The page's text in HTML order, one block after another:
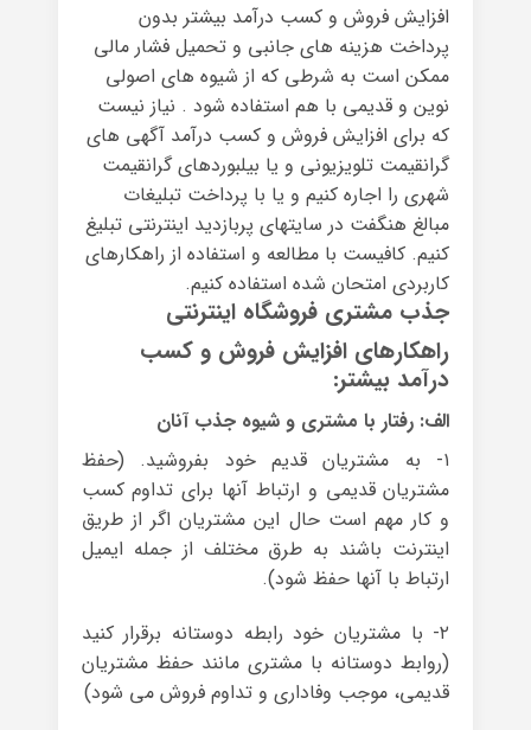
افزایش فروش و کسب درآمد بیشتر بدون
پرداخت هزینه های جانبی و تحمیل فشار مالی
ممکن است به شرطی که از شیوه های اصولی
نوین و قدیمی با هم استفاده شود . نیاز نیست
که برای افزایش فروش و کسب درآمد آگهی های
گرانقیمت تلویزیونی و یا بیلبوردهای گرانقیمت
شهری را اجاره کنیم و یا با پرداخت تبلیغات
مبالغ هنگفت در سایتهای پربازدید اینترنتی تبلیغ
کنیم. کافیست با مطالعه و استفاده از راهکارهای
کاربردی امتحان شده استفاده کنیم.
جذب مشتری فروشگاه اینترنتی
راهکارهای افزایش فروش و کسب
درآمد بیشتر:
الف: رفتار با مشتری و شیوه جذب آنان
۱- به مشتریان قدیم خود بفروشید. (حفظ
مشتریان قدیمی و ارتباط آنها برای تداوم کسب
و کار مهم است حال این مشتریان اگر از طریق
اینترنت باشند به طرق مختلف از جمله ایمیل
ارتباط با آنها حفظ شود).
۲- با مشتریان خود رابطه دوستانه برقرار کنید
(روابط دوستانه با مشتری مانند حفظ مشتریان
قدیمی، موجب وفاداری و تداوم فروش می شود)